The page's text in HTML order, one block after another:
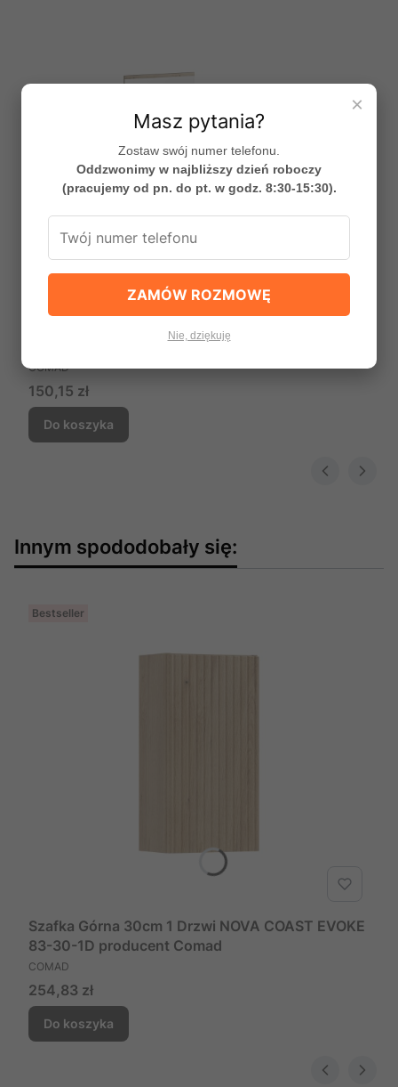
producent: Comad, nr kat.: NOVA OAK A 8450
COMAD
Cena
150,15 zł
Do koszyka
Innym spododobały się:
Bestseller
Szafka Górna 30cm 1 Drzwi NOVA COAST EVOKE
83-30-1D producent Comad
PRODUCENT
COMAD
Cena
254,83 zł
Do koszyka
×
Masz pytania?
Zostaw swój numer telefonu.
Oddzwonimy w najbliższy dzień roboczy
(pracujemy od pn. do pt. w godz. 8:30-15:30).
ZAMÓW ROZMOWĘ
Nie, dziękuję